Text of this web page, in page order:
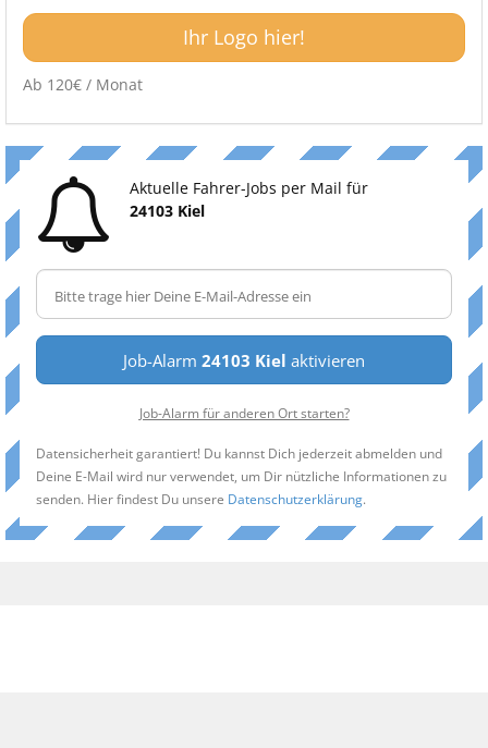
Ihr Logo hier!
Ab 120€ / Monat
Aktuelle Fahrer-Jobs per Mail für
24103 Kiel
Job-Alarm 24103 Kiel aktivieren
Job-Alarm für anderen Ort starten?
Datensicherheit garantiert! Du kannst Dich jederzeit abmelden und
Deine E-Mail wird nur verwendet, um Dir nützliche Informationen zu
senden. Hier findest Du unsere Datenschutzerklärung.